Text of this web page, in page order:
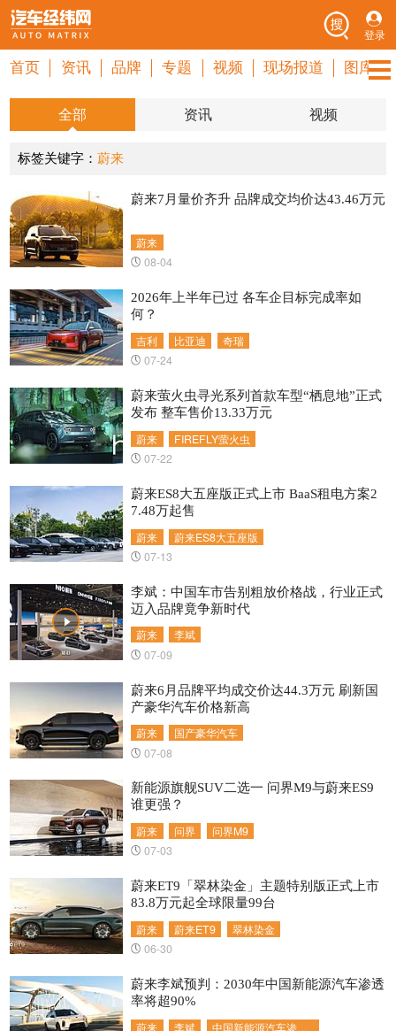
登录
首页 资讯 品牌 专题 视频 现场报道 图库
全部 资讯 视频
标签关键字： 蔚来
蔚来
蔚来7月量价齐升 品牌成交均价达43.46万元
08-04
吉利 比亚迪 奇瑞
2026年上半年已过 各车企目标完成率如
何？
07-24
蔚来 FIREFLY萤火虫
蔚来萤火虫寻光系列首款车型“栖息地”正式
发布 整车售价13.33万元
07-22
蔚来 蔚来ES8大五座版
蔚来ES8大五座版正式上市 BaaS租电方案2
7.48万起售
07-13
蔚来 李斌
李斌：中国车市告别粗放价格战，行业正式
迈入品牌竟争新时代
07-09
蔚来 国产豪华汽车
蔚来6月品牌平均成交价达44.3万元 刷新国
产豪华汽车价格新高
07-08
蔚来 问界 问界M9
新能源旗舰SUV二选一 问界M9与蔚来ES9
谁更强？
07-03
蔚来 蔚来ET9 翠林染金
蔚来ET9「翠林染金」主题特别版正式上市
83.8万元起全球限量99台
06-30
蔚来 李斌 中国新能源汽车渗透率
蔚来李斌预判：2030年中国新能源汽车渗透
率将超90%